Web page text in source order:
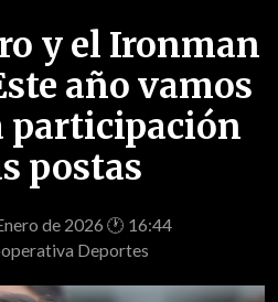
y el Ironman
año vamos
participación
postas
de 2026 🕐 16:44
Deportes